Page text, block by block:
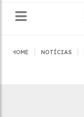
HOME NOTÍCIAS